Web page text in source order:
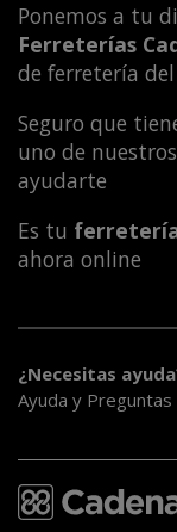
Ponemos a tu
Ferreterías
de ferretería
Seguro que
uno de
ayudarte
Es tu
ahora online
¿Necesitas
Ayuda y